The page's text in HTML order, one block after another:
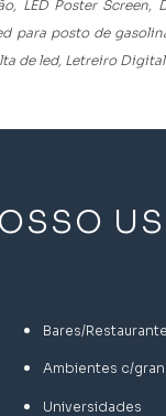
LED Poster Screen,
para posto de
de led, Letreiro
Bares/
Ambientes c/
Universidades